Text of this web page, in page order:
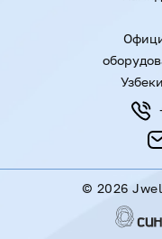
© 2026